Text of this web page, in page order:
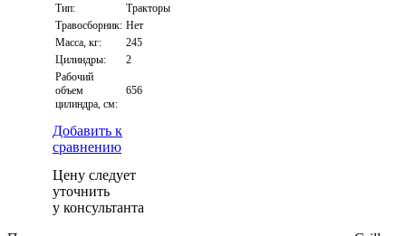
Тип:
Тракторы
Травосборник: Нет
Масса, кг:
245
Цилиндры:
2
Рабочий
объем
цилиндра, см:
656
Добавить к
сравнению
Цену следует
уточнить
у консультанта